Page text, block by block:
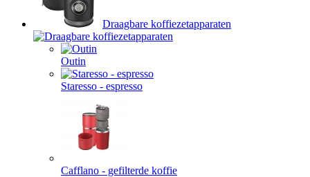
Draagbare koffiezetapparaten
Outin
Staresso - espresso
Cafflano - gefilterde koffie